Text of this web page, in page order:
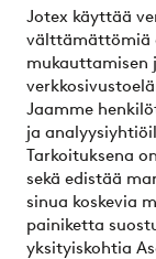
Jotex käyttää
välttämättömiä
mukauttamisen
Jaamme
ja
Tarkoituksena
sekä edistää
sinua koskevia
painiketta
yksityiskohtia
Omat sivut
Tietoa Jotexista
Palvelumme
Ehdot